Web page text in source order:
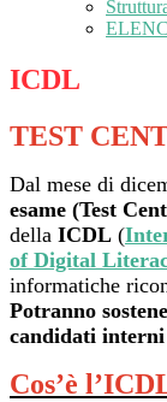
ICDL
TEST
Dal mese di
esame (Test
della ICDL (
of Digital
informatiche
Potranno
candidati
Cos’è